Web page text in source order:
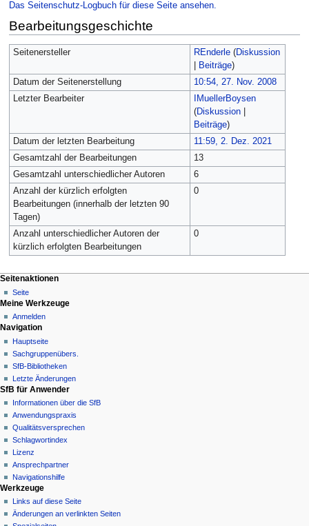
Das Seitenschutz-Logbuch für diese Seite ansehen.
Bearbeitungsgeschichte
Seitenersteller REnderle (Diskussion
Beiträge)
Datum der Seitenerstellung
10:54, 27. Nov. 2008
Letzter Bearbeiter
IMuellerBoysen
(Diskussion|
Beiträge)
Datum der letzten Bearbeitung
11:59, 2. Dez. 2021
Gesamtzahl der Bearbeitungen
13
Gesamtzahl unterschiedlicher Autoren
6
Anzahl der kürzlich erfolgten
Bearbeitungen (innerhalb der letzten 90
Tagen)
0
Anzahl unterschiedlicher Autoren der
kürzlich erfolgten Bearbeitungen
0
Seitenaktionen
Seite
Meine Werkzeuge
Anmelden
Navigation
Hauptseite
Sachgruppenübers.
SfB-Bibliotheken
Letzte Änderungen
SfB für Anwender
Informationen über die SfB
Anwendungspraxis
Qualitätsversprechen
Schlagwortindex
Lizenz
Ansprechpartner
Navigationshilfe
Werkzeuge
Links auf diese Seite
Änderungen an verlinkten Seiten